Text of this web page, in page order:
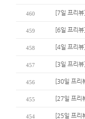
460 [7일 프리
459 [6일 프리
458 [4일 프리
457 [3일 프리
456 [30일 프리
455 [27일 프리
454 [25일 프리